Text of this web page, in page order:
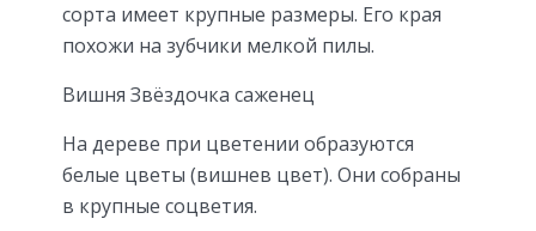
сорта имеет крупные размеры. Его края
похожи на зубчики мелкой пилы.
Вишня Звёздочка саженец
На дереве при цветении образуются
белые цветы (вишнев цвет). Они собраны
в крупные соцветия.